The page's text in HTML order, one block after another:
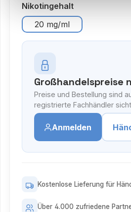
Nikotingehaltauswählen
20 mg/ml
Großhandelspreise
Preise und Bestellung sind
registrierte Fachhändler
Anmelden
Kostenlose Lieferung für
Über 4.000 zufriedene